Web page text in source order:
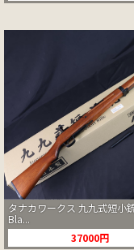
タナカワークス 九九式短小
Bla...
37000円